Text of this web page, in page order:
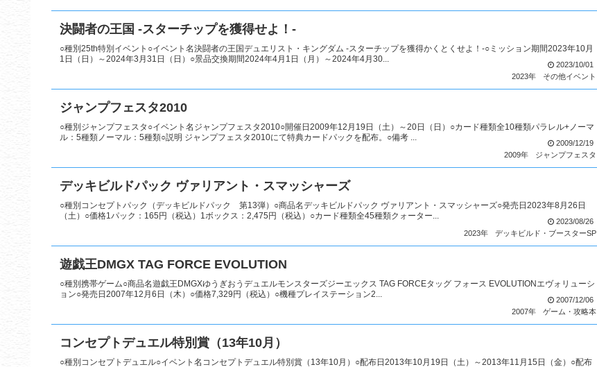
決闘者の王国 -スターチップを獲得せよ！-
○種別25th特別イベント○イベント名決闘者の王国デュエリスト・キングダム -スターチップを獲得かくとくせよ！-○ミッション期間2023年10月
1日（日）～2024年3月31日（日）○景品交換期間2024年4月1日（月）～2024年4月30...
2023/10/01
2023年
その他イベント
ジャンプフェスタ2010
○種別ジャンプフェスタ○イベント名ジャンプフェスタ2010○開催日2009年12月19日（土）～20日（日）○カード種類全10種類パラレル+ノーマ
ル：5種類ノーマル：5種類○説明 ジャンプフェスタ2010にて特典カードパックを配布。○備考 ...
2009/12/19
2009年
ジャンプフェスタ
デッキビルドパック ヴァリアント・スマッシャーズ
○種別コンセプトパック（デッキビルドパック 第13弾）○商品名デッキビルドパック ヴァリアント・スマッシャーズ○発売日2023年8月26日
（土）○価格1パック：165円（税込）1ボックス：2,475円（税込）○カード種類全45種類クォーター...
2023/08/26
2023年
デッキビルド・ブースターSP
遊戯王DMGX TAG FORCE EVOLUTION
○種別携帯ゲーム○商品名遊戯王DMGXゆうぎおうデュエルモンスターズジーエックス TAG FORCEタッグ フォース EVOLUTIONエヴォリューシ
ョン○発売日2007年12月6日（木）○価格7,329円（税込）○機種プレイステーション2...
2007/12/06
2007年
ゲーム・攻略本
コンセプトデュエル特別賞（13年10月）
○種別コンセプトデュエル○イベント名コンセプトデュエル特別賞（13年10月）○配布日2013年10月19日（土）～2013年11月15日（金）○配布